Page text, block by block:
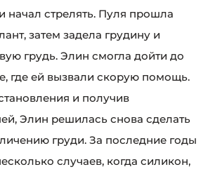
начал стрелять. Пуля прошла
затем задела грудину и
грудь. Элин смогла дойти до
где ей вызвали скорую помощь.
и получив
Элин решилась снова сделать
груди. За последние годы
случаев, когда силикон,